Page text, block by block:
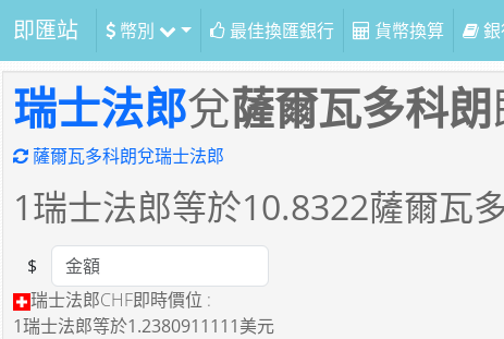
即匯站 幣別 最佳換匯銀行 貨幣換算 銀
瑞士法郎兌薩爾瓦多科朗
薩爾瓦多科朗兌瑞士法郎
1瑞士法郎等於10.8322薩爾瓦
Amount
$
瑞士法郎CHF即時價位 :
1瑞士法郎等於1.2380911111美元